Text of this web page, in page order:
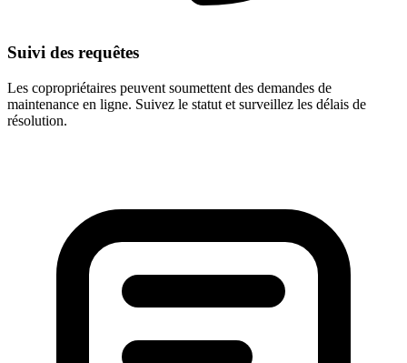
Suivi des requêtes
Les copropriétaires peuvent soumettent des demandes de
maintenance en ligne. Suivez le statut et surveillez les délais de
résolution.